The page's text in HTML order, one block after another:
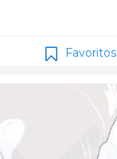
Favoritos